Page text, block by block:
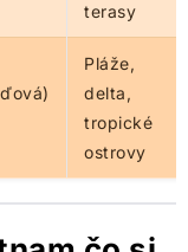
terasy
Pláže,
delta,
tropické
ostrovy